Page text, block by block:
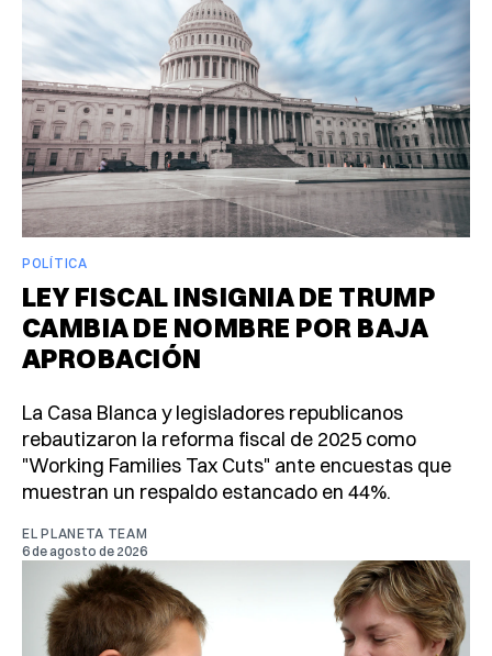
POLÍTICA
LEY FISCAL INSIGNIA DE TRUMP
CAMBIA DE NOMBRE POR BAJA
APROBACIÓN
La Casa Blanca y legisladores republicanos
rebautizaron la reforma fiscal de 2025 como
"Working Families Tax Cuts" ante encuestas que
muestran un respaldo estancado en 44%.
EL PLANETA TEAM
6 de agosto de 2026